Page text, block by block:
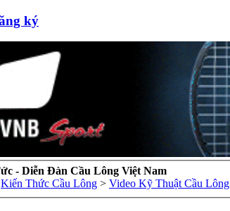
ký
- Diễn Đàn Cầu Lông Việt Nam
Kiến Thức Cầu Lông > Video Kỹ Thuật Cầu Lông